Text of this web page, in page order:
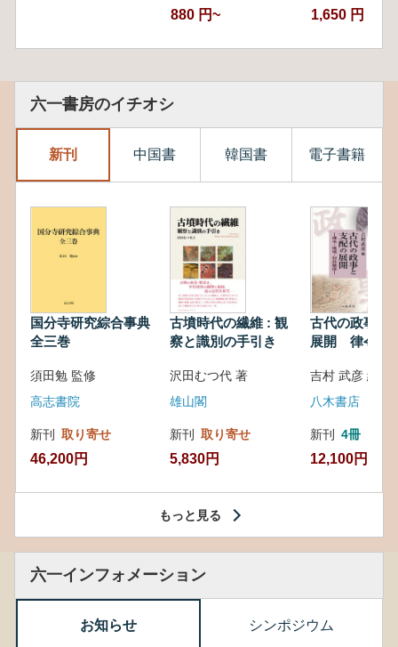
880 円~ 1,650 円
六一書房のイチオシ
新刊 中国書 韓国書 電子書籍
国分寺研究綜合事典
全三巻
須田勉 監修
高志書院
新刊 取り寄せ
46,200円
古墳時代の繊維 : 観
察と識別の手引き
沢田むつ代 著
雄山閣
新刊 取り寄せ
5,830円
古代の政事と
展開 律令・
吉村 武彦 編集
八木書店
新刊 4冊
12,100円
もっと見る
六一インフォメーション
お知らせ シンポジウム